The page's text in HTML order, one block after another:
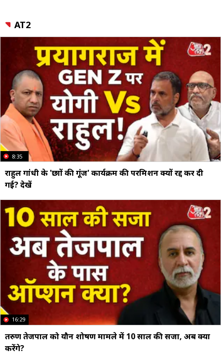
AT2
8:35
राहुल गांधी के 'छात्रों की गूंज' कार्यक्रम की परमिशन क्यों रद्द कर दी
गई? देखें
16:29
तरुण तेजपाल को यौन शोषण मामले में 10 साल की सजा, अब क्या
करेंगे?